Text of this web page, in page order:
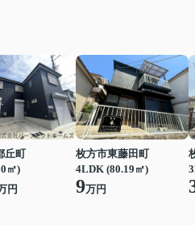
丘町
㎡)
円
枚方市東藤田町
4LDK (80.19㎡)
9万円